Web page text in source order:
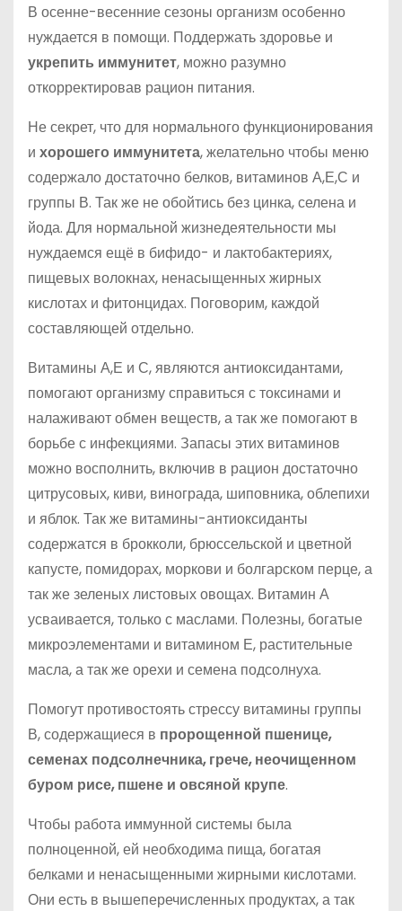
В осенне-весенние сезоны организм особенно
нуждается в помощи. Поддержать здоровье и
укрепить иммунитет, можно разумно
откорректировав рацион питания.
Не секрет, что для нормального функционирования
и хорошего иммунитета, желательно чтобы меню
содержало достаточно белков, витаминов А,Е,С и
группы В. Так же не обойтись без цинка, селена и
йода. Для нормальной жизнедеятельности мы
нуждаемся ещё в бифидо- и лактобактериях,
пищевых волокнах, ненасыщенных жирных
кислотах и фитонцидах. Поговорим, каждой
составляющей отдельно.
Витамины А,Е и С, являются антиоксидантами,
помогают организму справиться с токсинами и
налаживают обмен веществ, а так же помогают в
борьбе с инфекциями. Запасы этих витаминов
можно восполнить, включив в рацион достаточно
цитрусовых, киви, винограда, шиповника, облепихи
и яблок. Так же витамины-антиоксиданты
содержатся в брокколи, брюссельской и цветной
капусте, помидорах, моркови и болгарском перце, а
так же зеленых листовых овощах. Витамин А
усваивается, только с маслами. Полезны, богатые
микроэлементами и витамином Е, растительные
масла, а так же орехи и семена подсолнуха.
Помогут противостоять стрессу витамины группы
В, содержащиеся в пророщенной пшенице,
семенах подсолнечника, грече, неочищенном
буром рисе, пшене и овсяной крупе.
Чтобы работа иммунной системы была
полноценной, ей необходима пища, богатая
белками и ненасыщенными жирными кислотами.
Они есть в вышеперечисленных продуктах, а так